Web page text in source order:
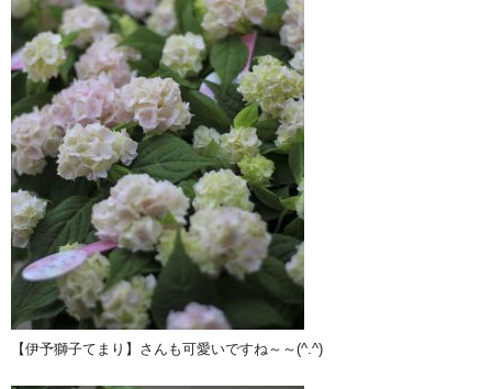
【伊予獅子てまり】さんも可愛いですね～～(^.^)